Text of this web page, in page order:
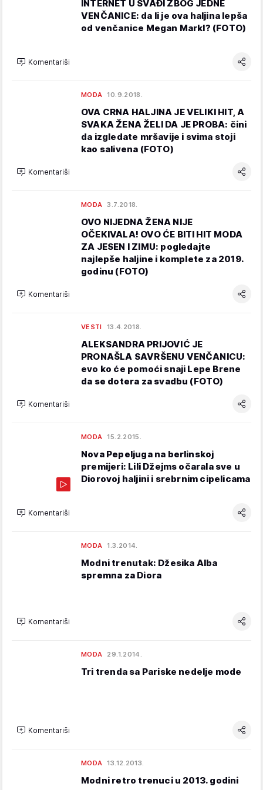
INTERNET U SVAĐI ZBOG JEDNE
VENČANICE: da li je ova haljina lepša
od venčanice Megan Markl? (FOTO)
Komentariši
MODA 10.9.2018.
OVA CRNA HALJINA JE VELIKI HIT, A
SVAKA ŽENA ŽELI DA JE PROBA: čini
da izgledate mršavije i svima stoji
kao salivena (FOTO)
Komentariši
MODA 3.7.2018.
OVO NIJEDNA ŽENA NIJE
OČEKIVALA! OVO ĆE BITI HIT MODA
ZA JESEN I ZIMU: pogledajte
najlepše haljine i komplete za 2019.
godinu (FOTO)
Komentariši
VESTI 13.4.2018.
ALEKSANDRA PRIJOVIĆ JE
PRONAŠLA SAVRŠENU VENČANICU:
evo ko će pomoći snaji Lepe Brene
da se dotera za svadbu (FOTO)
Komentariši
MODA 15.2.2015.
Nova Pepeljuga na berlinskoj
premijeri: Lili Džejms očarala sve u
Diorovoj haljini i srebrnim cipelicama
Komentariši
MODA 1.3.2014.
Modni trenutak: Džesika Alba
spremna za Diora
Komentariši
MODA 29.1.2014.
Tri trenda sa Pariske nedelje mode
Komentariši
MODA 13.12.2013.
Modni retro trenuci u 2013. godini